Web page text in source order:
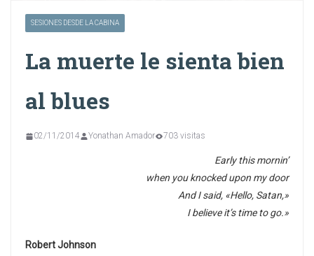
SESIONES DESDE LA CABINA
La muerte le sienta bien
al blues
02/11/2014 Yonathan Amador 703 visitas
Early this mornin’
when you knocked upon my door
And I said, «Hello, Satan,»
I believe it’s time to go.»
Robert Johnson